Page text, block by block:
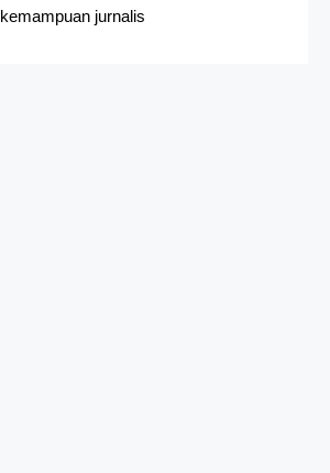
kemampuan jurnalis